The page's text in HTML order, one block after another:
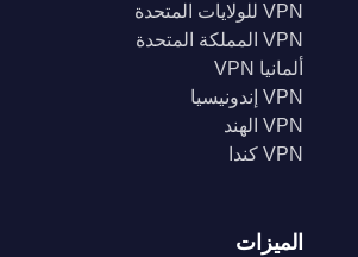
VPN للولايات المتحدة
VPN المملكة المتحدة
ألمانيا VPN
VPN إندونيسيا
VPN الهند
VPN كندا
الميزات